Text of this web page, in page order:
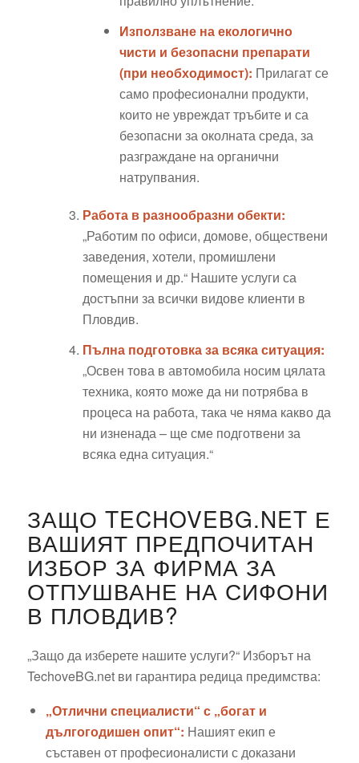
Използване на екологично
чисти и безопасни препарати
(при необходимост): Прилагат се
само професионални продукти,
които не увреждат тръбите и са
безопасни за околната среда, за
разграждане на органични
натрупвания.
Работа в разнообразни обекти:
„Работим по офиси, домове, обществени
заведения, хотели, промишлени
помещения и др.“ Нашите услуги са
достъпни за всички видове клиенти в
Пловдив.
Пълна подготовка за всяка ситуация:
„Освен това в автомобила носим цялата
техника, която може да ни потрябва в
процеса на работа, така че няма какво да
ни изненада – ще сме подготвени за
всяка една ситуация.“
ЗАЩО TECHOVEBG.NET Е
ВАШИЯТ ПРЕДПОЧИТАН
ИЗБОР ЗА ФИРМА ЗА
ОТПУШВАНЕ НА СИФОНИ
В ПЛОВДИВ?
„Защо да изберете нашите услуги?“ Изборът на
TechoveBG.net ви гарантира редица предимства:
„Отлични специалисти“ с „богат и
дългогодишен опит“: Нашият екип е
съставен от професионалисти с доказани